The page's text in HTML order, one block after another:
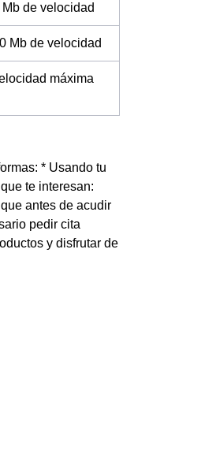
Mb de velocidad
Mb de velocidad
máxima
* Usando tu
te interesan:
antes de acudir
pedir cita
y disfrutar de